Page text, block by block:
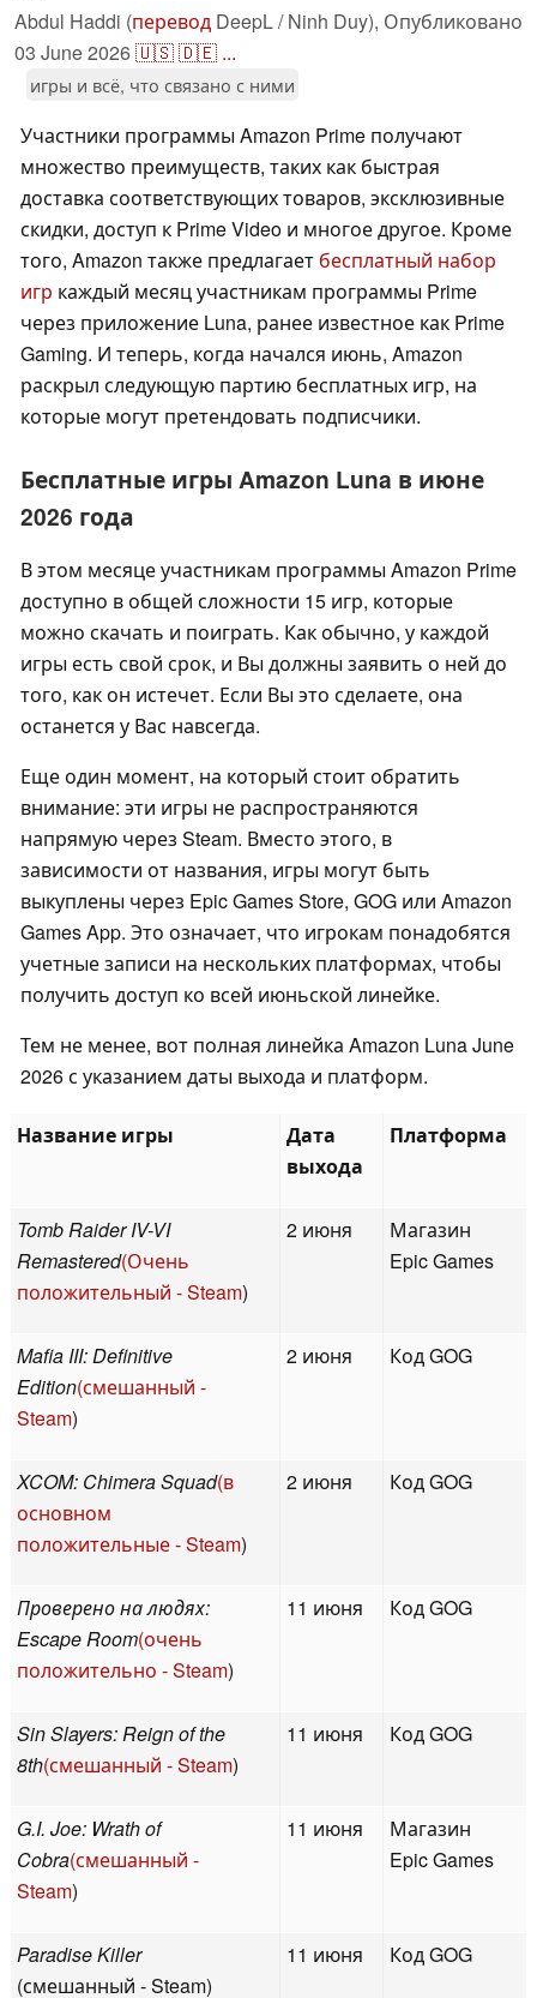
Abdul Haddi (перевод DeepL / Ninh Duy), Опубликовано
03 June 2026🇺🇸🇩🇪 ...
игры и всё, что связано с ними
Участники программы Amazon Prime получают
множество преимуществ, таких как быстрая
доставка соответствующих товаров, эксклюзивные
скидки, доступ к Prime Video и многое другое. Кроме
того, Amazon также предлагает бесплатный набор
игр каждый месяц участникам программы Prime
через приложение Luna, ранее известное как Prime
Gaming. И теперь, когда начался июнь, Amazon
раскрыл следующую партию бесплатных игр, на
которые могут претендовать подписчики.
Бесплатные игры Amazon Luna в июне
2026 года
В этом месяце участникам программы Amazon Prime
доступно в общей сложности 15 игр, которые
можно скачать и поиграть. Как обычно, у каждой
игры есть свой срок, и Вы должны заявить о ней до
того, как он истечет. Если Вы это сделаете, она
останется у Вас навсегда.
Еще один момент, на который стоит обратить
внимание: эти игры не распространяются
напрямую через Steam. Вместо этого, в
зависимости от названия, игры могут быть
выкуплены через Epic Games Store, GOG или Amazon
Games App. Это означает, что игрокам понадобятся
учетные записи на нескольких платформах, чтобы
получить доступ ко всей июньской линейке.
Тем не менее, вот полная линейка Amazon Luna June
2026 с указанием даты выхода и платформ.
Название игры
Дата
выхода
Платформа
Tomb Raider IV-VI
Remastered(Очень
положительный - Steam)
2 июня
Магазин
Epic Games
Mafia III: Definitive
Edition(смешанный -
Steam)
2 июня Код GOG
XCOM: Chimera Squad(в
основном
положительные - Steam)
2 июня Код GOG
Проверено на людях:
Escape Room(очень
положительно - Steam)
11 июня Код GOG
Sin Slayers: Reign of the
8th(смешанный - Steam)
11 июня Код GOG
G.I. Joe: Wrath of
Cobra(смешанный -
Steam)
11 июня
Магазин
Epic Games
Paradise Killer
(смешанный - Steam)
11 июня Код GOG